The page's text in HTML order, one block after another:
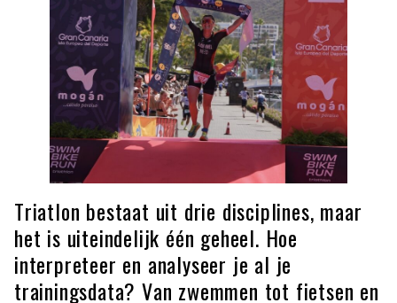
Triatlon bestaat uit drie disciplines, maar
het is uiteindelijk één geheel. Hoe
interpreteer en analyseer je al je
trainingsdata? Van zwemmen tot fietsen en